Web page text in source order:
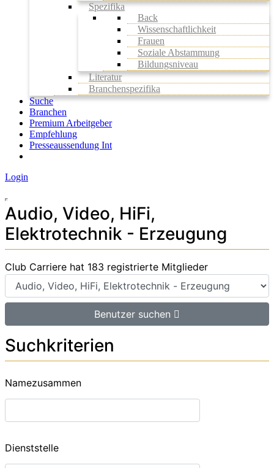
Spezifika
Back
Wissenschaftlichkeit
Frauen
Soziale Abstammung
Bildungsniveau
Literatur
Branchenspezifika
Suche
Branchen
Premium Arbeitgeber
Empfehlung
Presseaussendung Int
Login
Audio, Video, HiFi,
Elektrotechnik - Erzeugung
Club Carriere hat 183 registrierte Mitglieder
Benutzer suchen
Suchkriterien
Namezusammen
Dienststelle